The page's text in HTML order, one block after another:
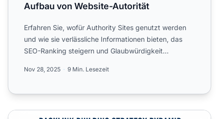
Aufbau von Website-Autorität
Erfahren Sie, wofür Authority Sites genutzt werden
und wie sie verlässliche Informationen bieten, das
SEO-Ranking steigern und Glaubwürdigkeit
Nov 28, 2025 9 Min. Lesezeit
Wie Sie Backlinks von Websites mit hoher Autorität